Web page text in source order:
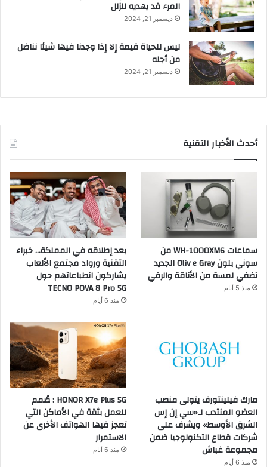
المرء قد يهديه للزلل
ديسمبر 21, 2024
ليس للحياة قيمة إلا إذا وجدنا فيها شيئا نناضل
من أجله
ديسمبر 21, 2024
أحدث الأخبار التقنية
سماعات WH-1000XM6 من
سوني بلون Oliv e Gray الجديد
تضفي لمسة من الأناقة والرقي
منذ 5 أيام
بعد إطلاقه في المملكة… خبراء
التقنية ورواد مجتمع الألعاب
يشاركون انطباعاتهم حول
TECNO POVA 8 Pro 5G
منذ 6 أيام
مارك فيلينتورف يتولى منصب
العضو المنتدب لـ«سي إن إس
الشرق الأوسط» ويشرف على
شركات قطاع التكنولوجيا ضمن
مجموعة غباش
منذ 6 أيام
HONOR X7e Plus 5G : صُمم
للعمل بثقة في الأماكن التي
تعجز فيها الهواتف الأخرى عن
الاستمرار
منذ 6 أيام